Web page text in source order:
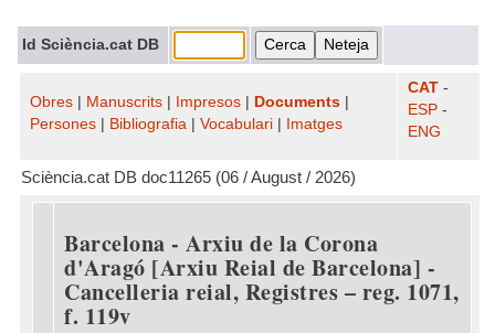
Id Sciència.cat DB
Obres Manuscrits Impresos Documents
Persones
Bibliografia Vocabulari Imatges
CAT -
ESP -
ENG
Sciència.cat DB doc11265 (06 / August / 2026)
Barcelona - Arxiu de la Corona
d'Aragó [Arxiu Reial de Barcelona] -
Cancelleria reial, Registres – reg. 1071,
f. 119v